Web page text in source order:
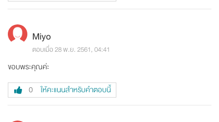
Miyo
ตอบเมื่อ 28 พ.ย. 2561, 04:41
ขอบพระคุณค่ะ
0 ให้คะแนนสำหรับคำตอบนี้